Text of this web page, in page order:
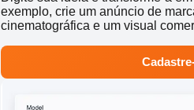
exemplo, crie um anúncio de
cinematográfica e um visual